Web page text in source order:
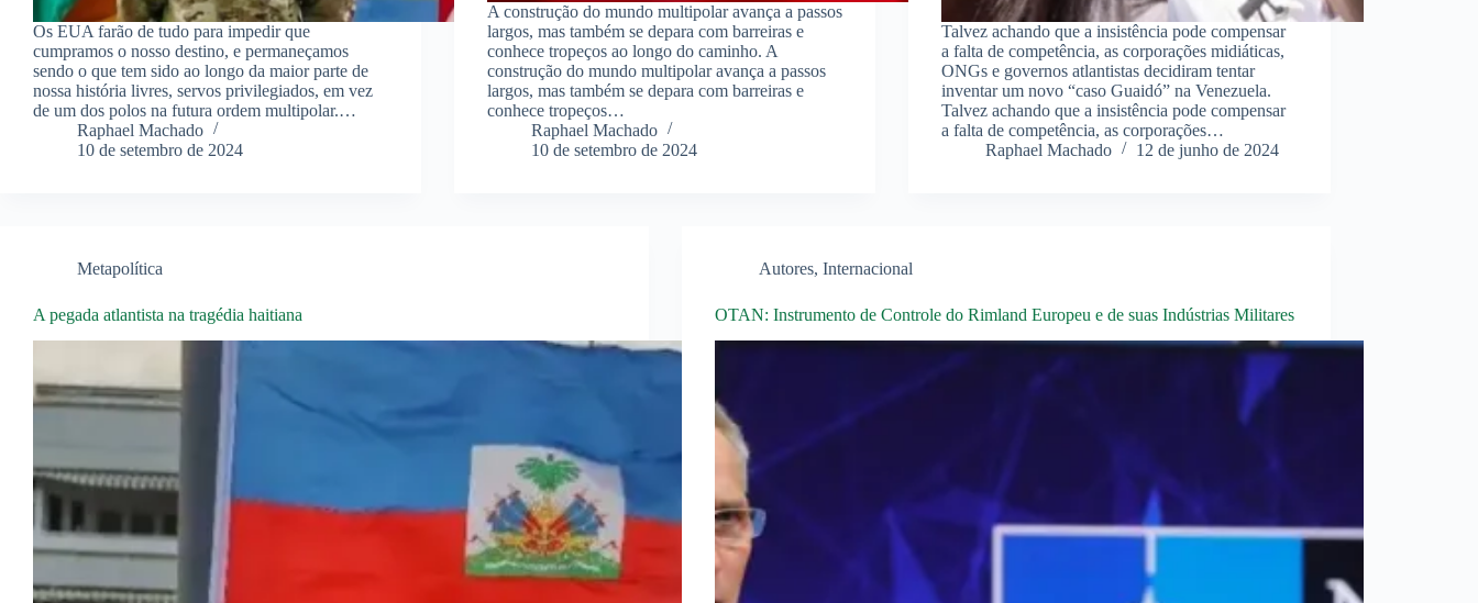
Os EUA farão de tudo para impedir que
cumpramos o nosso destino, e permaneçamos
sendo o que tem sido ao longo da maior parte de
nossa história livres, servos privilegiados, em vez
de um dos polos na futura ordem multipolar.…
Raphael Machado
10 de setembro de 2024
A construção do mundo multipolar avança a passos
largos, mas também se depara com barreiras e
conhece tropeços ao longo do caminho. A
construção do mundo multipolar avança a passos
largos, mas também se depara com barreiras e
conhece tropeços…
Raphael Machado
10 de setembro de 2024
Talvez achando que a insistência pode compensar
a falta de competência, as corporações midiáticas,
ONGs e governos atlantistas decidiram tentar
inventar um novo “caso Guaidó” na Venezuela.
Talvez achando que a insistência pode compensar
a falta de competência, as corporações…
Raphael Machado
12 de junho de 2024
Metapolítica
A pegada atlantista na tragédia haitiana
Autores, Internacional
OTAN: Instrumento de Controle do Rimland Europeu e de suas Indústrias Militares